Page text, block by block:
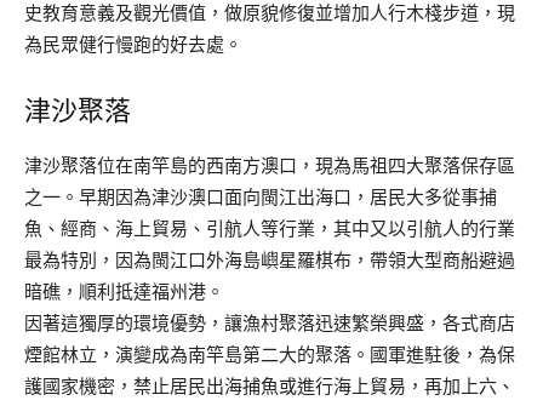
史教育意義及觀光價值，做原貌修復並增加人行木棧步道，現
為民眾健行慢跑的好去處。
津沙聚落
津沙聚落位在南竿島的西南方澳口，現為馬祖四大聚落保存區
之一。早期因為津沙澳口面向閩江出海口，居民大多從事捕
魚、經商、海上貿易、引航人等行業，其中又以引航人的行業
最為特別，因為閩江口外海島嶼星羅棋布，帶領大型商船避過
暗礁，順利抵達福州港。
因著這獨厚的環境優勢，讓漁村聚落迅速繁榮興盛，各式商店
煙館林立，演變成為南竿島第二大的聚落。國軍進駐後，為保
護國家機密，禁止居民出海捕魚或進行海上貿易，再加上六、